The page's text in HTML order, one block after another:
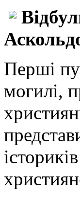
Перші
могилі,